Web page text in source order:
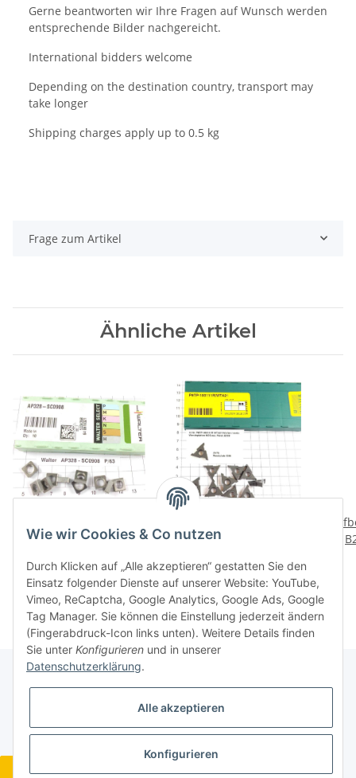
Gerne beantworten wir Ihre Fragen auf Wunsch werden
entsprechende Bilder nachgereicht.
International bidders welcome
Depending on the destination country, transport may
take longer
Shipping charges apply up to 0.5 kg
Frage zum Artikel
Ähnliche Artikel
Unterlage Walter NOS
P/63
WTA21 Walter Inserts
B066
Gesetzliche Informationen
Widerrufsbutton
Wie wir Cookies & Co nutzen
Durch Klicken auf „Alle akzeptieren“ gestatten Sie den
Einsatz folgender Dienste auf unserer Website: YouTube,
Vimeo, ReCaptcha, Google Analytics, Google Ads, Google
Tag Manager. Sie können die Einstellung jederzeit ändern
(Fingerabdruck-Icon links unten). Weitere Details finden
Sie unter Konfigurieren und in unserer
Datenschutzerklärung.
Alle akzeptieren
Konfigurieren